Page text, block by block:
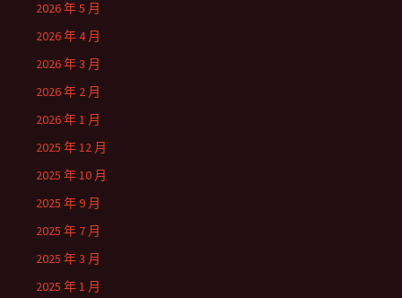
2026 年 5 月
2026 年 4 月
2026 年 3 月
2026 年 2 月
2026 年 1 月
2025 年 12 月
2025 年 10 月
2025 年 9 月
2025 年 7 月
2025 年 3 月
2025 年 1 月